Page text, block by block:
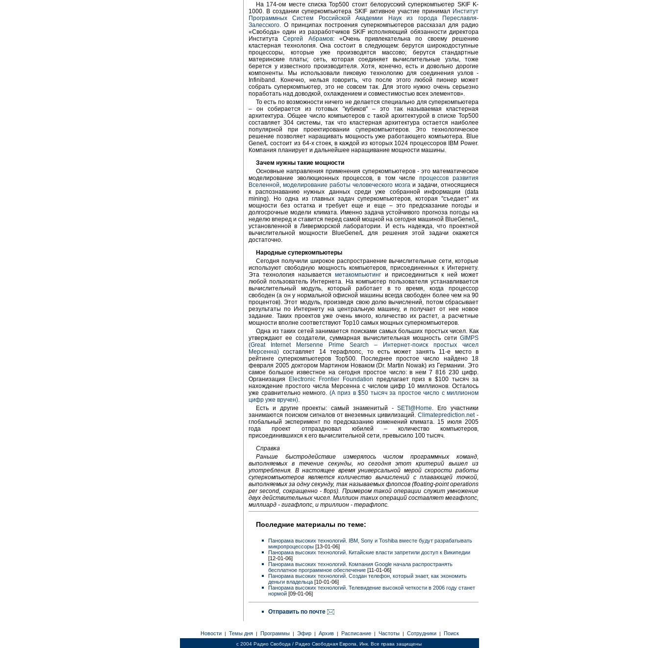
На 174-ом месте списка Тор500 стоит белорусский суперкомпьютер SKIF K-
1000. В создании суперкомпьютера SKIF активное участие принимал Институт
Программных Систем Российской Академии Наук из города Переславля-
Залесского.
О принципах построения суперкомпьютеров рассказал для радио
«Свобода» один из разработчиков SKIF исполняющий обязанности директора
ИнститутаСергей Абрамов: «Очень привлекательна по своему решению
кластерная технология. Она состоит в следующем: берутся широкодоступные
процессоры, которые уже производятся массово; берутся стандартные
материнские платы; сеть, которая соединяет вычислительные узлы, тоже
берется у известного производителя. Хотя, конечно, есть и довольно дорогие
компоненты. Мы использовали пиковую технологию для соединения узлов -
Infiniband. Конечно, нельзя говорить, что после этого любой пионер может
собрать суперкомпьютер, это не совсем так. Для этого нужно очень серьезно
поработать над доводкой, охлаждением и совместимостью всех элементов».
То есть по возможности ничего не делается специально для суперкомпьютера
– он собирается из готовых "кубиков" – это так называемая кластерная
архитектура. Общее число компьютеров с такой архитектурой в списке Тор500
составляет 304 системы, так что кластерная архитектура остается наиболее
популярной при проектировании суперкомпьютеров. Это технологическое
решение позволяет наращивать мощность уже работающего компьютера. Blue
Gene/L состоит из 64-х стоек, в каждой из которых 1024 процессоров IBM Power.
Компания планирует и дальнейшее наращивание мощности машины.
Зачем нужны такие мощности
Основные направления применения суперкомпьютеров - это математическое
моделирование эволюционных процессов, в том числе процессов развития
Вселенной моделирование работы человеческого мозга и задачи, относящиеся
к распознаванию нужных данных среди уже собранной информации (data
mining). Но одна из главных задач суперкомпьютеров, которая "съедает" их
мощности без остатка и требует еще и еще – это предсказание погоды и
долгосрочные модели климата. Именно задача устойчивого прогноза погоды на
неделю вперед и ставится перед самой мощной на сегодня машиной BlueGene/L,
установленной в Ливерморской лаборатории. И есть надежда, что проектной
вычислительной мощности BlueGene/L для решения этой задачи окажется
достаточно.
Народные суперкомпьютеры
Сегодня получили широкое распространение вычислительные сети, которые
используют свободную мощность компьютеров, присоединенных к Интернету.
Эта технология называетсяметакомпьютинг и присоединиться к ней может
любой пользователь Интернета. На компьютер пользователя устанавливается
вычислительный модуль, который работает в то время, когда процессор
свободен (а он у нормальной офисной машины всегда свободен более чем на 90
процентов). Этот модуль, произведя свою долю вычислений, потом сбрасывает
результаты по Интернету на центральную машину, и получает от нее новое
задание. Таких проектов уже очень много, количество их растет, а расчетные
мощности вполне соответствуют Тор10 самых мощных суперкомпьютеров.
Одна из таких сетей занимается поисками самых больших простых чисел. Как
утверждают ее создатели, суммарная вычислительная мощность сети GIMPS
(Great Internet Mersenne Prime Search – Интернет-поиск простых чисел
Мерсенна) составляет 14 терафлопс, то есть может занять 11-е место в
рейтинге суперкомпьютеров Top500. Последнее простое число найдено 18
февраля 2005 доктором Мартином Новаком (Dr. Martin Nowak) из Германии. Это
самое большое известное на сегодня простое число: в нем 7 816 230 цифр.
Организация Electronic Frontier Foundation предлагает приз в $100 тысяч за
нахождение простого числа Мерсенна с числом цифр 10 миллионов. Осталось
уже сравнительно немного. (А приз в $50 тысяч за простое число с миллионом
цифр уже вручен)
Есть и другие проекты: самый знаменитый -SEТI@Home
. Его участники
занимаются поиском сигналов от внеземных цивилизаций.Сlimateprediction.net-
глобальный эксперимент по предсказанию изменений климата. 15 июля 2005
года проект отпраздновал юбилей – количество компьютеров,
присоединившихся к его вычислительной сети, превысило 100 тысяч.
Справка
Раньше быстродействие измерялось числом программных команд,
выполняемых в течение секунды, но сегодня этот критерий вышел из
употребления. В настоящее время универсальной мерой скорости работы
суперкомпьютеров является количество вычислений с плавающей точкой,
выполняемых за одну секунду, так называемых флопсов (floating-point operations
per second, сокращенно - flops). Примером такой операции служит умножение
двух действительных чисел. Миллион таких операций составляет мегафлопс,
миллиард - гигафлопс, и триллион - терафлопс.
Последние материалы по теме:
Панорама высоких технологий. IBM, Sony и Toshiba вместе будут разрабатывать
микропроцессоры [13-01-06]
Панорама высоких технологий. Китайские власти запретили доступ к Википедии
[12-01-06]
Панорама высоких технологий. Компания Google начала распространять
бесплатное программное обеспечение [11-01-06]
Панорама высоких технологий. Создан телефон, который знает, как экономить
деньги владельца [10-01-06]
Панорама высоких технологий. Телевидение высокой четкости в 2006 году станет
нормой [09-01-06]
Отправить по почте
Новости | Темы дня | Программы | Эфир | Архив | Расписание | Частоты | Сотрудники | Поиск
c 2004 Радио Свобода / Радио Свободная Европа, Инк. Все права защищены